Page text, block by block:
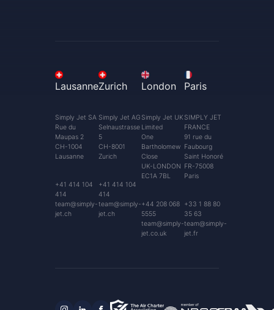
Lausanne
Simply Jet SA
Rue du
Maupas 2
CH-1004
Lausanne
+41 414 104
414
team@simply-
jet.ch
Zurich
Simply Jet AG
Selnaustrasse
5
CH-8001
Zurich
+41 414 104
414
team@simply-
jet.ch
London
Simply Jet UK
Limited
One
Bartholomew
Close
UK-LONDON
EC1A 7BL
+44 208 068
5555
team@simply-
jet.co.uk
Paris
SIMPLY JET
FRANCE
91 rue du
Faubourg
Saint Honoré
FR-75008
Paris
+33 1 88 80
35 63
team@simply-
jet.fr